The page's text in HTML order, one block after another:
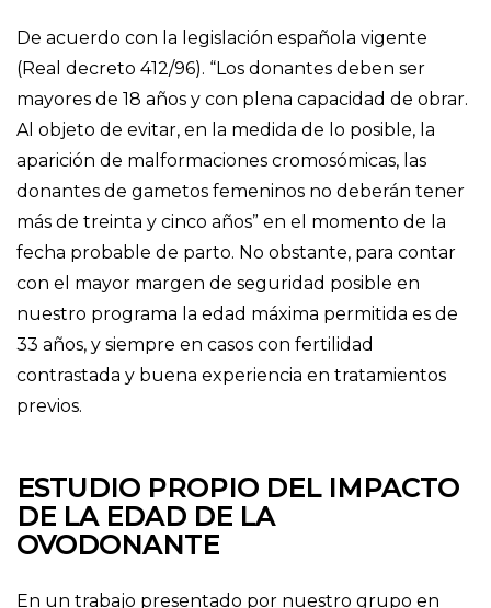
De acuerdo con la legislación española vigente
(Real decreto 412/96). “Los donantes deben ser
mayores de 18 años y con plena capacidad de obrar.
Al objeto de evitar, en la medida de lo posible, la
aparición de malformaciones cromosómicas, las
donantes de gametos femeninos no deberán tener
más de treinta y cinco años” en el momento de la
fecha probable de parto. No obstante, para contar
con el mayor margen de seguridad posible en
nuestro programa la edad máxima permitida es de
33 años, y siempre en casos con fertilidad
contrastada y buena experiencia en tratamientos
previos.
ESTUDIO PROPIO DEL IMPACTO
DE LA EDAD DE LA
OVODONANTE
En un trabajo presentado por nuestro grupo en